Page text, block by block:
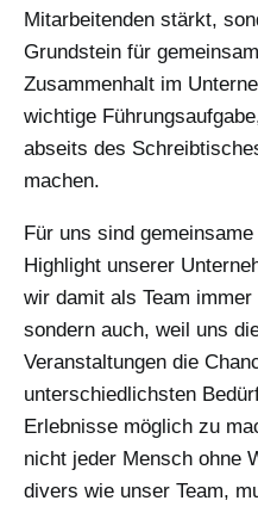
Mitarbeitenden stärkt,
Grundstein für
Zusammenhalt im
wichtige
abseits des
machen.
Für uns sind
Highlight unserer
wir damit als Team
sondern auch, weil uns
Veranstaltungen die
unterschiedlichsten
Erlebnisse möglich zu
nicht jeder Mensch ohne
divers wie unser Team,